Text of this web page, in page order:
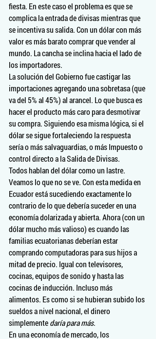
fiesta. En este caso el problema es que se
complica la entrada de divisas mientras que
se incentiva su salida. Con un dólar con más
valor es más barato comprar que vender al
mundo. La cancha se inclina hacia el lado de
los importadores.
La solución del Gobierno fue castigar las
importaciones agregando una sobretasa (que
va del 5% al 45%) al arancel. Lo que busca es
hacer el producto más caro para desmotivar
su compra. Siguiendo esa misma lógica, si el
dólar se sigue fortaleciendo la respuesta
sería o más salvaguardias, o más Impuesto o
control directo a la Salida de Divisas.
Todos hablan del dólar como un lastre.
Veamos lo que no se ve. Con esta medida en
Ecuador está sucediendo exactamente lo
contrario de lo que debería suceder en una
economía dolarizada y abierta. Ahora (con un
dólar mucho más valioso) es cuando las
familias ecuatorianas deberían estar
comprando computadoras para sus hijos a
mitad de precio. Igual con televisores,
cocinas, equipos de sonido y hasta las
cocinas de inducción. Incluso más
alimentos. Es como si se hubieran subido los
sueldos a nivel nacional, el dinero
simplemente daría para más.
En una economía de mercado, los